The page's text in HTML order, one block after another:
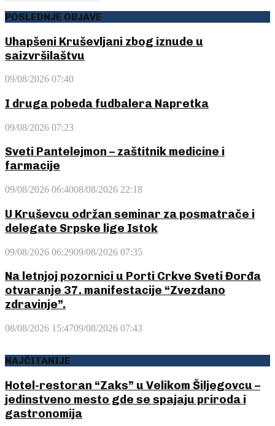
POSLEDNJE OBJAVE
Uhapšeni Kruševljani zbog iznude u
saizvršilaštvu
09/08/2026 07:40
I druga pobeda fudbalera Napretka
09/08/2026 07:23
Sveti Pantelejmon – zaštitnik medicine i
farmacije
09/08/2026 06:4008/08/2026 22:18
U Kruševcu održan seminar za posmatrače i
delegate Srpske lige Istok
09/08/2026 06:2909/08/2026 07:35
Na letnjoj pozornici u Porti Crkve Sveti Đorđa
otvaranje 37. manifestacije “Zvezdano
zdravinje”.
08/08/2026 15:4709/08/2026 07:43
NAJČITANIJE
Hotel-restoran “Zaks” u Velikom Šiljegovcu –
jedinstveno mesto gde se spajaju priroda i
gastronomija